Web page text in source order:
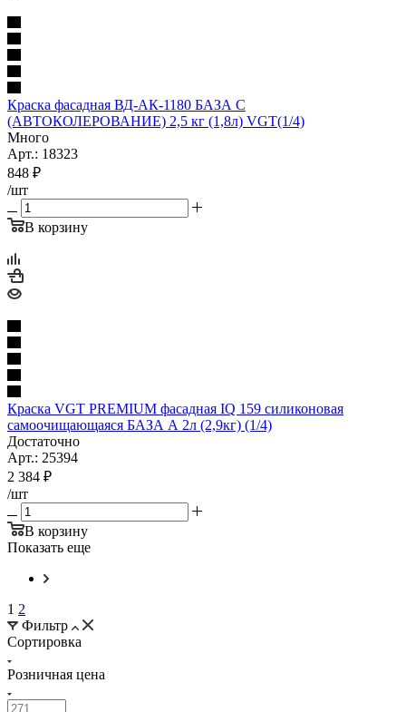
Краска фасадная ВД-АК-1180 БАЗА C
(АВТОКОЛЕРОВАНИЕ) 2,5 кг (1,8л) VGT(1/4)
Много
Арт.: 18323
848 ₽
/шт
В корзину
Краска VGT PREMIUM фасадная IQ 159 силиконовая
самоочищающаяся БАЗА А 2л (2,9кг) (1/4)
Достаточно
Арт.: 25394
2 384 ₽
/шт
В корзину
Показать еще
1 2
Фильтр
Сортировка
Розничная цена